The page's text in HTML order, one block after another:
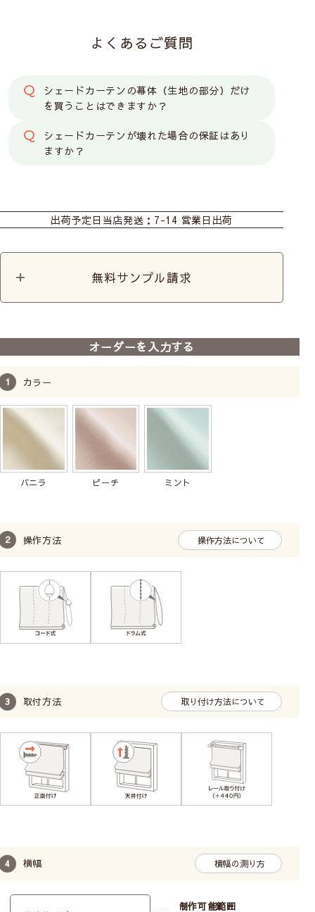
よくあるご質問
シェードカーテンの幕体（生地の部分）だけ
を買うことはできますか？
シェードカーテンが壊れた場合の保証はあり
ますか？
シェード幕体 カット生地
前
【シェードカーテン】しろ
まゆ
11,700 税込
次
出荷予定日 当店発送：7-14 営業日出荷
無料サンプル請求
オーダーを入力する
カラー
バニラ ピーチ ミント
操作方法 操作方法について
取付方法 取り付け方法について
横幅 横幅の測り方
制作可能範囲